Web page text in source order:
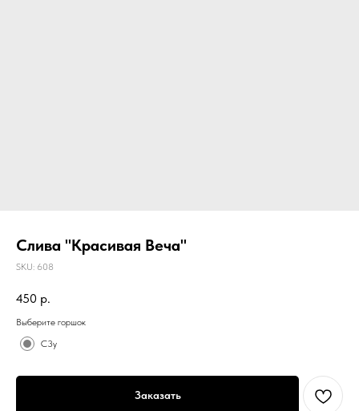
Слива "Красивая Веча"
SKU: 608
450 р.
Выберите горшок
С3у
Заказать